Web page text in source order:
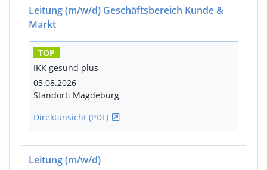
Leitung(m/w/d) Geschäftsbereich Kunde &
Markt
TOP
IKK gesund plus
03.08.2026
Standort: Magdeburg
Direktansicht (PDF)
Leitung(m/w/d)